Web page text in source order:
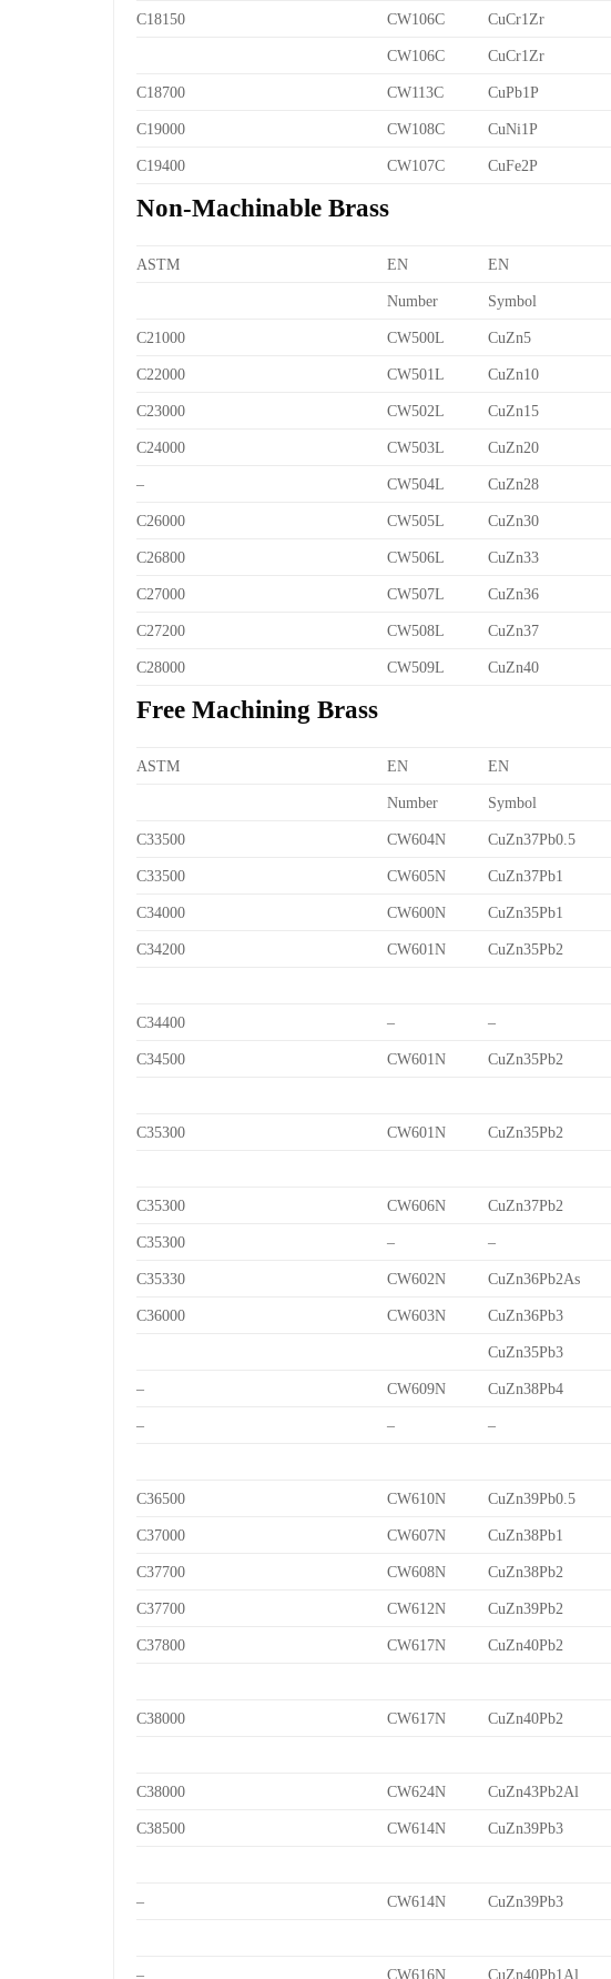
C18150 CW106C CuCr1Zr
CW106C CuCr1Zr
C18700 CW113C CuPb1P
C19000 CW108C CuNi1P
C19400 CW107C CuFe2P
Non-Machinable Brass
ASTM EN EN
Number Symbol
C21000 CW500L CuZn5
C22000 CW501L CuZn10
C23000 CW502L CuZn15
C24000 CW503L CuZn20
– CW504L CuZn28
C26000 CW505L CuZn30
C26800 CW506L CuZn33
C27000 CW507L CuZn36
C27200 CW508L CuZn37
C28000 CW509L CuZn40
Free Machining Brass
ASTM EN EN
Number Symbol
C33500 CW604N CuZn37Pb0.5
C33500 CW605N CuZn37Pb1
C34000 CW600N CuZn35Pb1
C34200 CW601N CuZn35Pb2
C34400 – –
C34500 CW601N CuZn35Pb2
C35300 CW601N CuZn35Pb2
C35300 CW606N CuZn37Pb2
C35300 – –
C35330 CW602N CuZn36Pb2As
C36000 CW603N CuZn36Pb3
CuZn35Pb3
– CW609N CuZn38Pb4
– – –
C36500 CW610N CuZn39Pb0.5
C37000 CW607N CuZn38Pb1
C37700 CW608N CuZn38Pb2
C37700 CW612N CuZn39Pb2
C37800 CW617N CuZn40Pb2
C38000 CW617N CuZn40Pb2
C38000 CW624N CuZn43Pb2Al
C38500 CW614N CuZn39Pb3
– CW614N CuZn39Pb3
– CW616N CuZn40Pb1Al